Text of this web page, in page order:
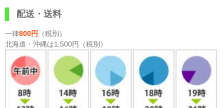
配送・送料
一律800円
（税別）
北海道・沖縄は1,500円（税別）